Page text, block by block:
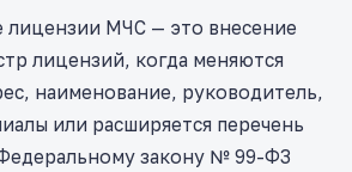
МЧС — это внесение
лицензий, когда меняются
наименование, руководитель,
или расширяется перечень
закону № 99-ФЗ